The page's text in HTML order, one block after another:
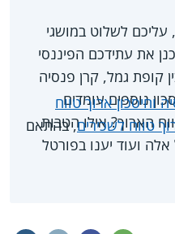
לשלוט במושגי
את עתידכם הפיננסי
קופת גמל, קרן פנסיה
נוספים עומדים
הארוך? אילו הטבות
ועוד יענו בפורטל
וחיסכון ארוך טווח
טווח לשכירים, בהתאם